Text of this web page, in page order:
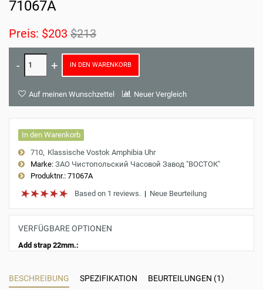
71067A
Preis: $203 $213
IN DEN WARENKORB
Auf meinen Wunschzettel Neuer Vergleich
In den Warenkorb
710 Klassische Vostok Amphibia Uhr
Marke: ЗАО Чистопольский Часовой Завод "ВОСТОК"
Produktnr.: 71067A
Based on 1 reviews. | Neue Beurteilung
VERFÜGBARE OPTIONEN
Add strap 22mm.:
BESCHREIBUNG SPEZIFIKATION BEURTEILUNGEN (1)